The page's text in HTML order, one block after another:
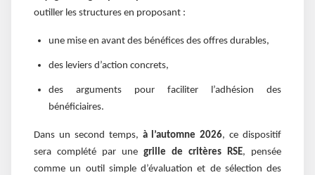
outiller les structures en proposant :
une mise en avant des bénéfices des offres durables,
des leviers d’action concrets,
des arguments pour faciliter l’adhésion des
bénéficiaires.
Dans un second temps, à l’automne 2026, ce dispositif
sera complété par une grille de critères RSE, pensée
comme un outil simple d’évaluation et de sélection des